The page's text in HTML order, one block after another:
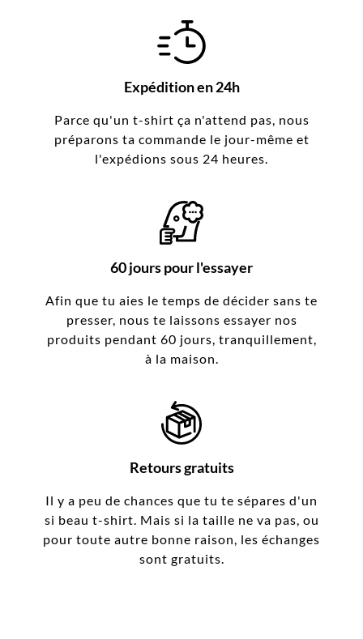
Expédition en 24h
Parce qu'un t-shirt ça n'attend pas, nous
préparons ta commande le jour-même et
l'expédions sous 24 heures.
60 jours pour l'essayer
Afin que tu aies le temps de décider sans te
presser, nous te laissons essayer nos
produits pendant 60 jours, tranquillement,
à la maison.
Retours gratuits
Il y a peu de chances que tu te sépares d'un
si beau t-shirt. Mais si la taille ne va pas, ou
pour toute autre bonne raison, les échanges
sont gratuits.